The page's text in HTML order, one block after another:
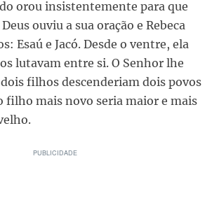
orou insistentemente para que
ouviu a sua oração e Rebeca
Esaú e Jacó. Desde o ventre, ela
lutavam entre si. O Senhor lhe
filhos descenderiam dois povos
filho mais novo seria maior e mais